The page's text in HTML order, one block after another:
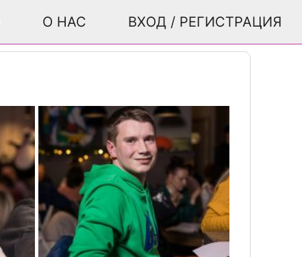
О НАС ВХОД / РЕГИСТРАЦИЯ